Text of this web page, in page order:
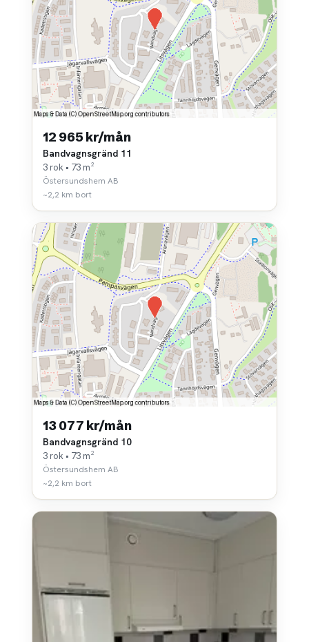
12 965 kr/mån
Bandvagnsgränd 11
3 rok • 73 m²
Östersundshem AB
~2,2 km bort
13 077 kr/mån
Bandvagnsgränd 10
3 rok • 73 m²
Östersundshem AB
~2,2 km bort